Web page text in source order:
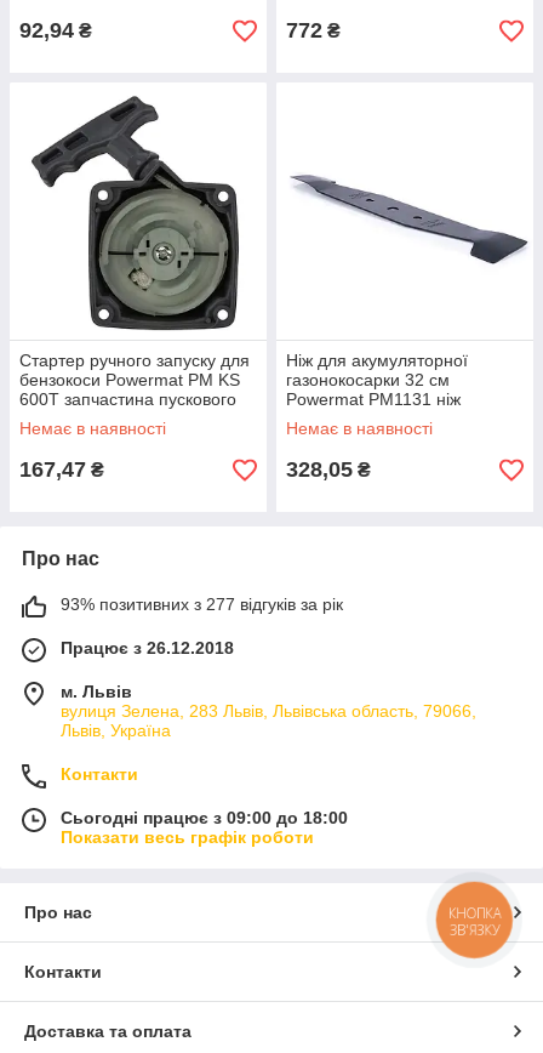
92,94 ₴ 772 ₴
Стартер ручного запуску для
бензокоси Powermat PM KS
600T запчастина пускового
механізму косарки
Немає в наявності
167,47 ₴
Ніж для акумуляторної
газонокосарки 32 см
Powermat PM1131 ніж
запасний для акумуляторної
косарки
Немає в наявності
328,05 ₴
Про нас
93% позитивних з 277 відгуків за рік
Працює з 26.12.2018
м. Львів
вулиця Зелена, 283 Львів, Львівська область, 79066,
Львів, Україна
Контакти
Сьогодні працює з 09:00 до 18:00
Показати весь графік роботи
Про нас
Контакти
Доставка та оплата
КНОПКА
ЗВ'ЯЗКУ